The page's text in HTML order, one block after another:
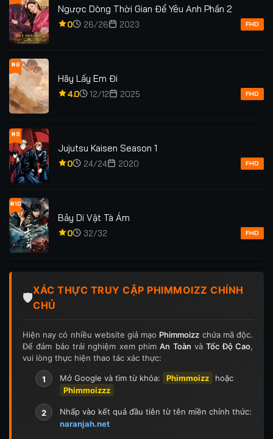
Ngược Dòng Thời Gian Để Yêu Anh Phần 2
0 26/26 2023 FHD
#8
Hãy Lấy Em Đi
4.0 12/12 2025 FHD
#9
Jujutsu Kaisen Season 1
0 24/24 2020 FHD
#10
Bảy Di Vật Tà Ám
0 32/32 FHD
🛡️
XÁC THỰC TRUY CẬP PHIMMOIZZ CHÍNH
CHỦ
Hiện nay có nhiều website giả mạo Phimmoizz chứa mã độc.
Để đảm bảo trải nghiệm xem phimAn Toàn vàTốc Độ Cao,
vui lòng thực hiện thao tác xác thực:
1 Mở Google và tìm từ khóa: Phimmoizz
hoặc
Phimmoizzz
2
Nhấp vào kết quả đầu tiên từ tên miền chính thức:
naranjah.net